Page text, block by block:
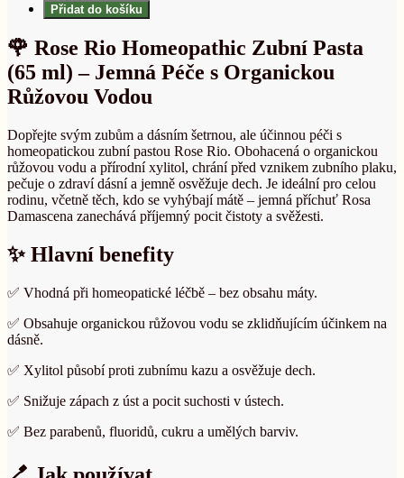
Přidat do košíku
🌹 Rose Rio Homeopathic Zubní Pasta
(65 ml) – Jemná Péče s Organickou
Růžovou Vodou
Dopřejte svým zubům a dásním šetrnou, ale účinnou péči s
homeopatickou zubní pastou Rose Rio. Obohacená o organickou
růžovou vodu a přírodní xylitol, chrání před vznikem zubního plaku,
pečuje o zdraví dásní a jemně osvěžuje dech. Je ideální pro celou
rodinu, včetně těch, kdo se vyhýbají mátě – jemná příchuť Rosa
Damascena zanechává příjemný pocit čistoty a svěžesti.
✨ Hlavní benefity
✅ Vhodná při homeopatické léčbě – bez obsahu máty.
✅ Obsahuje organickou růžovou vodu se zklidňujícím účinkem na
dásně.
✅ Xylitol působí proti zubnímu kazu a osvěžuje dech.
✅ Snižuje zápach z úst a pocit suchosti v ústech.
✅ Bez parabenů, fluoridů, cukru a umělých barviv.